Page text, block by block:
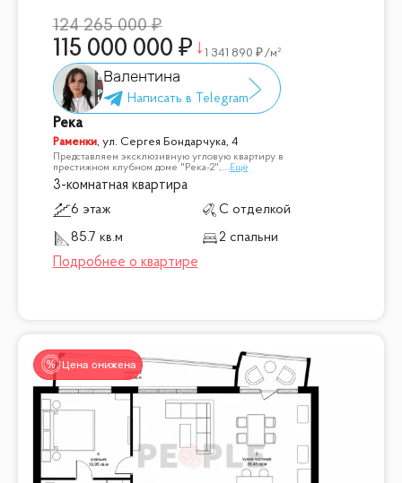
124 265 000
115 000 000 1 341 890 /м²
Валентина
Река
Раменки, ул. Сергея Бондарчука, 4
Представляем эксклюзивную угловую квартиру в
престижном клубном доме "Река-2",... Ещё
3-комнатная квартира
6 этаж
С отделкой
85.7 кв.м
2 спальни
Цена снижена